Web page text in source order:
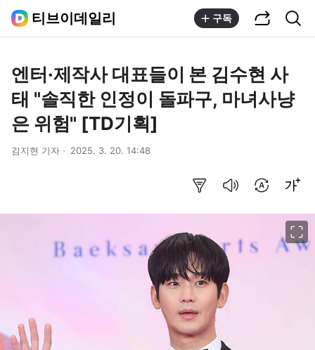
티브이데일리 구독
엔터·제작사 대표들이 본 김수현 사
태 "솔직한 인정이 돌파구, 마녀사냥
은 위험" [TD기획]
김지현 기자 2025. 3. 20. 14:48